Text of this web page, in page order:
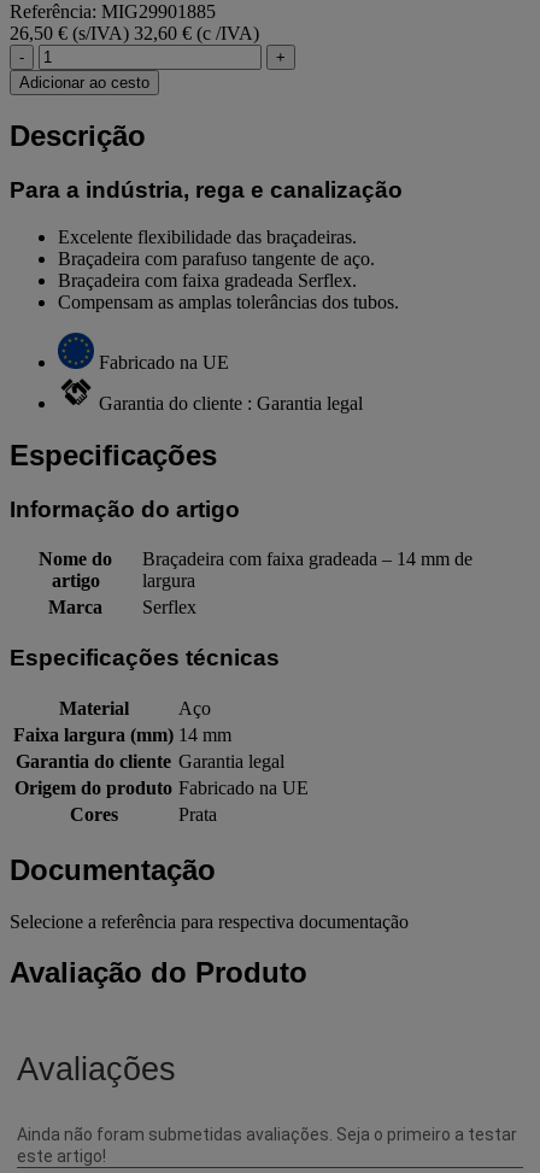
Referência: MIG29901885
26,50 € (s/IVA) 32,60 € (c /IVA)
-
+
Adicionar ao cesto
Descrição
Para a indústria, rega e canalização
Excelente flexibilidade das braçadeiras.
Braçadeira com parafuso tangente de aço.
Braçadeira com faixa gradeada Serflex.
Compensam as amplas tolerâncias dos tubos.
Fabricado na UE
Garantia do cliente : Garantia legal
Especificações
Informação do artigo
Nome do
artigo
Braçadeira com faixa gradeada – 14 mm de
largura
Marca
Serflex
Especificações técnicas
Material
Aço
Faixa largura (mm) 14 mm
Garantia do cliente Garantia legal
Origem do produto Fabricado na UE
Cores
Prata
Documentação
Selecione a referência para respectiva documentação
Avaliação do Produto